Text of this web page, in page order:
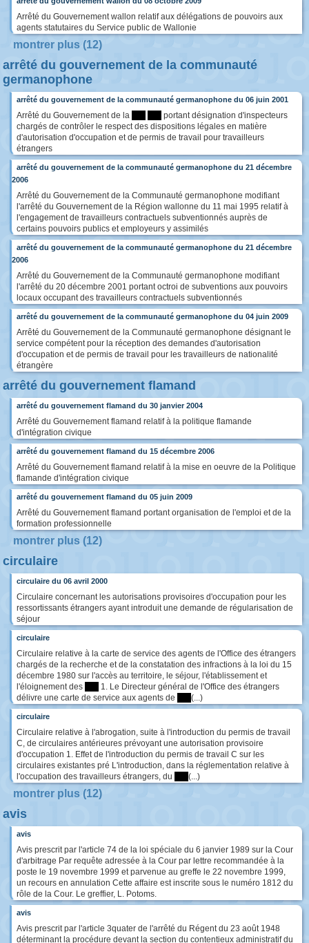
Arrêté du Gouvernement wallon relatif aux délégations de pouvoirs aux
agents statutaires du Service public de Wallonie
montrer plus (12)
arrêté du gouvernement de la communauté
germanophone
arrêté du gouvernement de la communauté germanophone du 06 juin 2001
Arrêté du Gouvernement de la
portant désignation d'inspecteurs
chargés de contrôler le respect des dispositions légales en matière
d'autorisation d'occupation et de permis de travail pour travailleurs
étrangers
arrêté du gouvernement de la communauté germanophone du 21 décembre
2006
Arrêté du Gouvernement de la Communauté germanophone modifiant
l'arrêté du Gouvernement de la Région wallonne du 11 mai 1995 relatif à
l'engagement de travailleurs contractuels subventionnés auprès de
certains pouvoirs publics et employeurs y assimilés
arrêté du gouvernement de la communauté germanophone du 21 décembre
2006
Arrêté du Gouvernement de la Communauté germanophone modifiant
l'arrêté du 20 décembre 2001 portant octroi de subventions aux pouvoirs
locaux occupant des travailleurs contractuels subventionnés
arrêté du gouvernement de la communauté germanophone du 04 juin 2009
Arrêté du Gouvernement de la Communauté germanophone désignant le
service compétent pour la réception des demandes d'autorisation
d'occupation et de permis de travail pour les travailleurs de nationalité
étrangère
arrêté du gouvernement flamand
arrêté du gouvernement flamand du 30 janvier 2004
Arrêté du Gouvernement flamand relatif à la politique flamande
d'intégration civique
arrêté du gouvernement flamand du 15 décembre 2006
Arrêté du Gouvernement flamand relatif à la mise en oeuvre de la Politique
flamande d'intégration civique
arrêté du gouvernement flamand du 05 juin 2009
Arrêté du Gouvernement flamand portant organisation de l'emploi et de la
formation professionnelle
montrer plus (12)
circulaire
circulaire du 06 avril 2000
Circulaire concernant les autorisations provisoires d'occupation pour les
ressortissants étrangers ayant introduit une demande de régularisation de
séjour
circulaire
Circulaire relative à la carte de service des agents de l'Office des étrangers
chargés de la recherche et de la constatation des infractions à la loi du 15
décembre 1980 sur l'accès au territoire, le séjour, l'établissement et
l'éloignement des
1. Le Directeur général de l'Office des étrangers
délivre une carte de service aux agents de
(...)
circulaire
Circulaire relative à l'abrogation, suite à l'introduction du permis de travail
C, de circulaires antérieures prévoyant une autorisation provisoire
d'occupation 1. Effet de l'introduction du permis de travail C sur les
circulaires existantes pré L'introduction, dans la réglementation relative à
l'occupation des travailleurs étrangers, du
(...)
montrer plus (12)
avis
avis
Avis prescrit par l'article 74 de la loi spéciale du 6 janvier 1989 sur la Cour
d'arbitrage Par requête adressée à la Cour par lettre recommandée à la
poste le 19 novembre 1999 et parvenue au greffe le 22 novembre 1999,
un recours en annulation Cette affaire est inscrite sous le numéro 1812 du
rôle de la Cour. Le greffier, L. Potoms.
avis
Avis prescrit par l'article 3quater de l'arrêté du Régent du 23 août 1948
déterminant la procédure devant la section du contentieux administratif du